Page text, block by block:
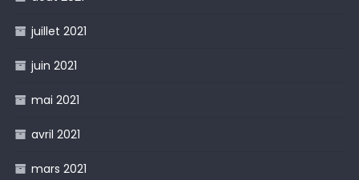
juillet 2021
juin 2021
mai 2021
avril 2021
mars 2021